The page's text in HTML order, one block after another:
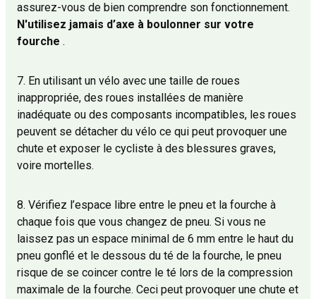
assurez-vous de bien comprendre son fonctionnement.
N'utilisez jamais d’axe à boulonner sur votre
fourche .
7. En utilisant un vélo avec une taille de roues
inappropriée, des roues installées de manière
inadéquate ou des composants incompatibles, les roues
peuvent se détacher du vélo ce qui peut provoquer une
chute et exposer le cycliste à des blessures graves,
voire mortelles.
8. Vérifiez l’espace libre entre le pneu et la fourche à
chaque fois que vous changez de pneu. Si vous ne
laissez pas un espace minimal de 6 mm entre le haut du
pneu gonflé et le dessous du té de la fourche, le pneu
risque de se coincer contre le té lors de la compression
maximale de la fourche. Ceci peut provoquer une chute et